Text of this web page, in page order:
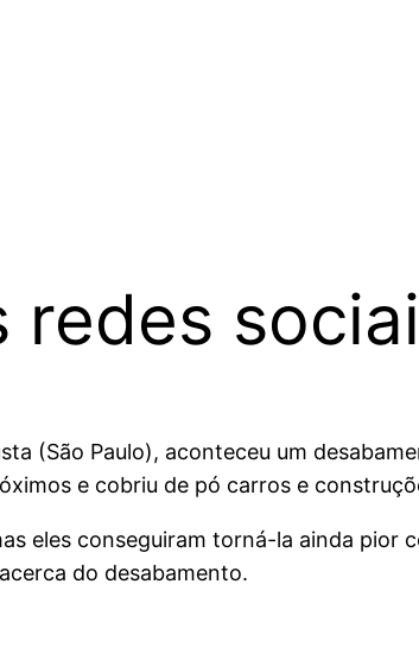
redes
(São Paulo), aconteceu um
e cobriu de pó carros e
eles conseguiram torná-la ainda pior
do desabamento.